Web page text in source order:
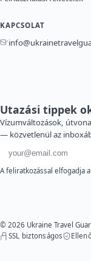
KAPCSOLAT
Utazási tippek
Vízumváltozások,
— közvetlenül az
E-mail cím
A feliratkozással elfogadja
© 2026 Ukraine Travel
SSL biztonságos